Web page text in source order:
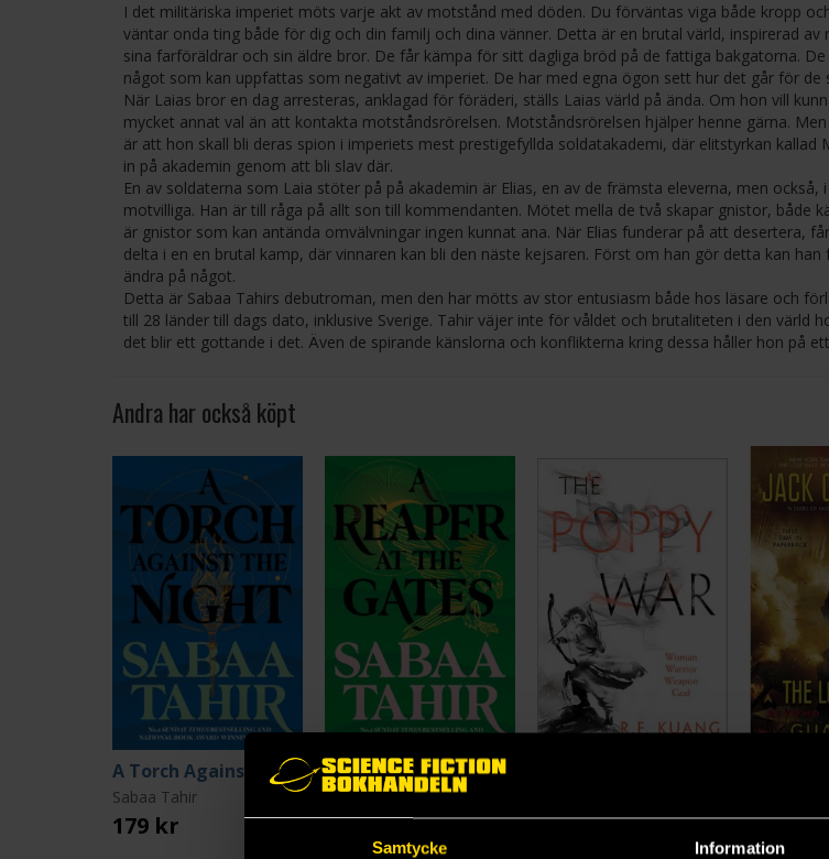
Samtycke Information
I det militäriska imperiet möts varje akt av motstånd med döden. Du förväntas viga både kropp
väntar onda ting både för dig och din familj och dina vänner. Detta är en brutal värld, inspirerad av
sina farföräldrar och sin äldre bror. De får kämpa för sitt dagliga bröd på de fattiga bakgatorna.
något som kan uppfattas som negativt av imperiet. De har med egna ögon sett hur det går för de
När Laias bror en dag arresteras, anklagad för föräderi, ställs Laias värld på ända. Om hon vill
mycket annat val än att kontakta motståndsrörelsen. Motståndsrörelsen hjälper henne gärna.
är att hon skall bli deras spion i imperiets mest prestigefyllda soldatakademi, där elitstyrkan kallad
in på akademin genom att bli slav där.
En av soldaterna som Laia stöter på på akademin är Elias, en av de främsta eleverna, men också,
motvilliga. Han är till råga på allt son till kommendanten. Mötet mella de två skapar gnistor, både
är gnistor som kan antända omvälvningar ingen kunnat ana. När Elias funderar på att desertera,
delta i en en brutal kamp, där vinnaren kan bli den näste kejsaren. Först om han gör detta kan
ändra på något.
Detta är Sabaa Tahirs debutroman, men den har mötts av stor entusiasm både hos läsare och
till 28 länder till dags dato, inklusive Sverige. Tahir väjer inte för våldet och brutaliteten i den värld
det blir ett gottande i det. Även de spirande känslorna och konflikterna kring dessa håller hon på
Andra har också köpt
A Torch Against the Night
Sabaa Tahir
179 kr
A Reaper at the Gates
Sabaa Tahir
179 kr 159 kr 139 kr